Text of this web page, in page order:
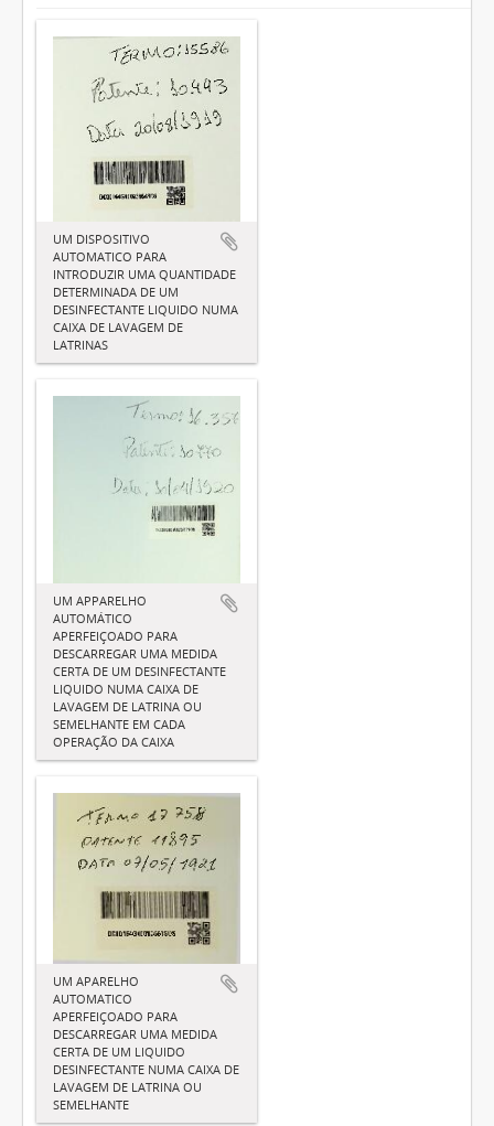
UM DISPOSITIVO
AUTOMATICO PARA
INTRODUZIR UMA QUANTIDADE
DETERMINADA DE UM
DESINFECTANTE LIQUIDO NUMA
CAIXA DE LAVAGEM DE
LATRINAS
UM APPARELHO
AUTOMÁTICO
APERFEIÇOADO PARA
DESCARREGAR UMA MEDIDA
CERTA DE UM DESINFECTANTE
LIQUIDO NUMA CAIXA DE
LAVAGEM DE LATRINA OU
SEMELHANTE EM CADA
OPERAÇÃO DA CAIXA
UM APARELHO
AUTOMATICO
APERFEIÇOADO PARA
DESCARREGAR UMA MEDIDA
CERTA DE UM LIQUIDO
DESINFECTANTE NUMA CAIXA DE
LAVAGEM DE LATRINA OU
SEMELHANTE